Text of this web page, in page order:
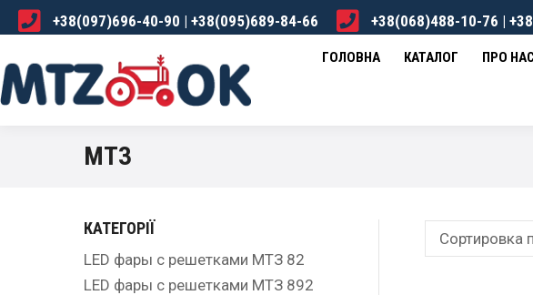
+38(097)696-40-90 | +38(095)689-84-66 +38(068)488-10-76 |
ГОЛОВНА КАТАЛОГ ПРО НАС
МТЗ
КАТЕГОРІЇ
LED фары с решетками МТЗ 82
LED фары с решетками МТЗ 892
ГОЛОВНА КАТАЛОГ ПРО НАС ДОСТАВКА ТА ОПЛАТА